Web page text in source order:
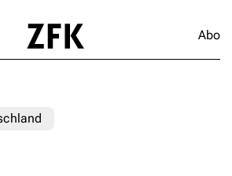
Abo